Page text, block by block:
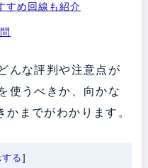
すめ回線も紹介
んな評判や注意点が
使うべきか、向かな
までがわかります。
る